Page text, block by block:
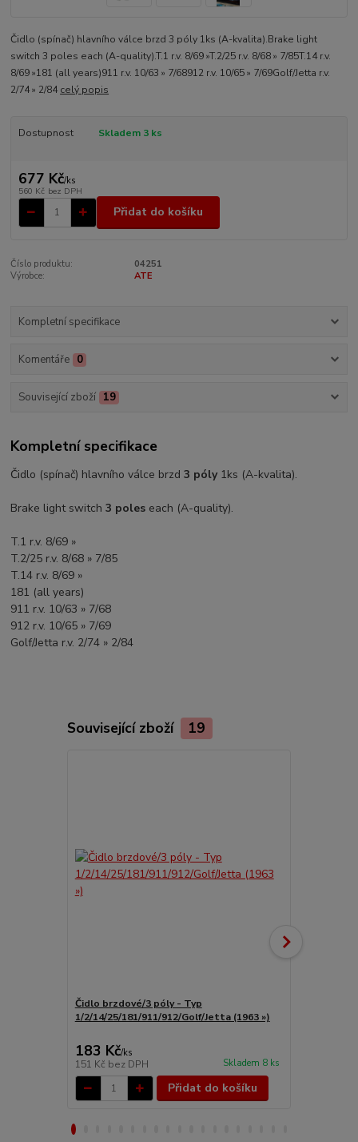
Čidlo (spínač) hlavního válce brzd 3 póly 1ks (A-kvalita).Brake light
switch 3 poles each (A-quality).T.1 r.v. 8/69 »T.2/25 r.v. 8/68 » 7/85T.14 r.v.
8/69 »181 (all years)911 r.v. 10/63 » 7/68912 r.v. 10/65 » 7/69Golf/Jetta r.v.
2/74 » 2/84 celý popis
Dostupnost Skladem 3 ks
677 Kč/ks
560 Kč bez DPH
Přidat do košíku
Číslo produktu:
04251
Výrobce:
ATE
Kompletní specifikace
Komentáře 0
Související zboží 19
Kompletní specifikace
Čidlo (spínač) hlavního válce brzd3 póly1ks (A-kvalita).
Brake light switch3 poles each (A-quality).
T.1 r.v. 8/69 »
T.2/25 r.v. 8/68 » 7/85
T.14 r.v. 8/69 »
181 (all years)
911 r.v. 10/63 » 7/68
912 r.v. 10/65 » 7/69
Golf/Jetta r.v. 2/74 » 2/84
Související zboží 19
Čidlo brzdové/3 póly - Typ
1/2/14/25/181/911/912/Golf/Jetta (1963 »)
183 Kč/ks
151 Kč bez DPH Skladem 8 ks
Přidat do košíku